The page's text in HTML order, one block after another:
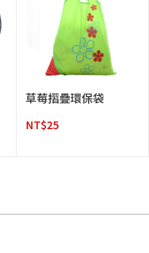
草莓摺疊環保袋
NT$25